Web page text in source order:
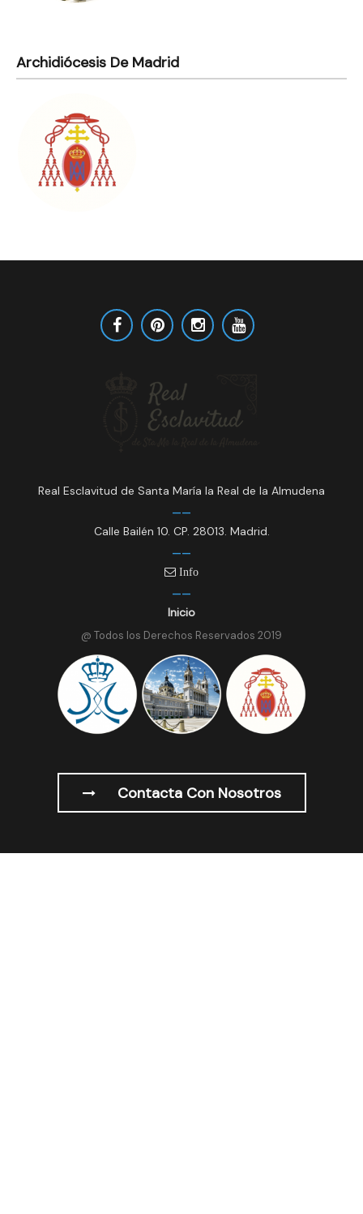
Archidiócesis De Madrid
Real Esclavitud de Santa María la Real de la Almudena
Calle Bailén 10. CP. 28013. Madrid.
Info
Inicio
@ Todos los Derechos Reservados 2019
Contacta Con Nosotros